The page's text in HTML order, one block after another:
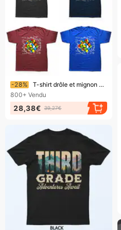
Bientôt la fin !
-28%
T-shirt drôle et mignon Rubik Rubix Rubics pour les professeurs de mathématiques en coton à manches courtes, streetwear, cadeaux d'anniversaire, t-shirt d'été
800+ Vendu
28,38€ 39,27€